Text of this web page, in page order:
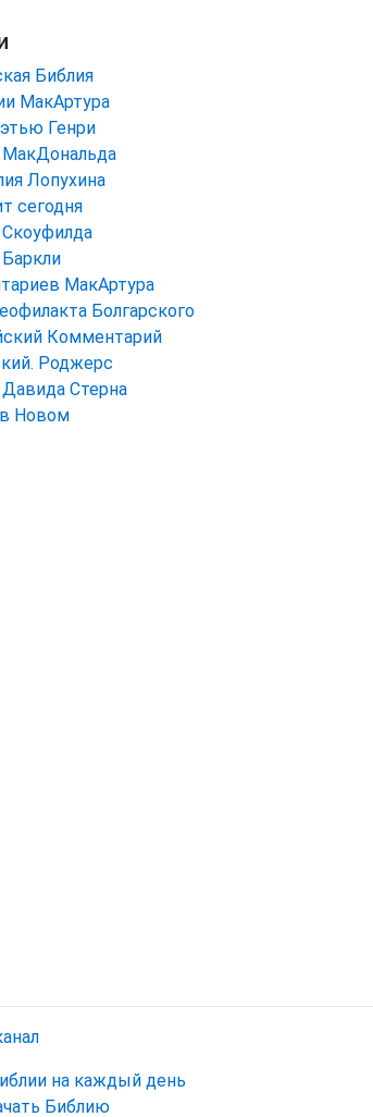
Библия
МакАртура
Генри
Лопухина
сегодня
МакАртура
Болгарского
Комментарий
Роджерс
Стерна
Новом
на каждый день
Библию